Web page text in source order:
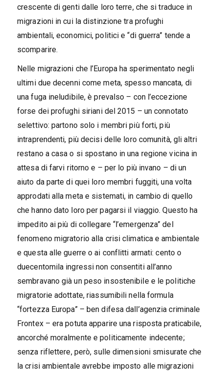
crescente di genti dalle loro terre, che si traduce in
migrazioni in cui la distinzione tra profughi
ambientali, economici, politici e “di guerra” tende a
scomparire.
Nelle migrazioni che l’Europa ha sperimentato negli
ultimi due decenni come meta, spesso mancata, di
una fuga ineludibile, è prevalso – con l’eccezione
forse dei profughi siriani del 2015 – un connotato
selettivo: partono solo i membri più forti, più
intraprendenti, più decisi delle loro comunità, gli altri
restano a casa o si spostano in una regione vicina in
attesa di farvi ritorno e – per lo più invano – di un
aiuto da parte di quei loro membri fuggiti, una volta
approdati alla meta e sistemati, in cambio di quello
che hanno dato loro per pagarsi il viaggio. Questo ha
impedito ai più di collegare “l’emergenza” del
fenomeno migratorio alla crisi climatica e ambientale
e questa alle guerre o ai conflitti armati: cento o
duecentomila ingressi non consentiti all’anno
sembravano già un peso insostenibile e le politiche
migratorie adottate, riassumibili nella formula
“fortezza Europa” – ben difesa dall’agenzia criminale
Frontex – era potuta apparire una risposta praticabile,
ancorché moralmente e politicamente indecente;
senza riflettere, però, sulle dimensioni smisurate che
la crisi ambientale avrebbe imposto alle migrazioni